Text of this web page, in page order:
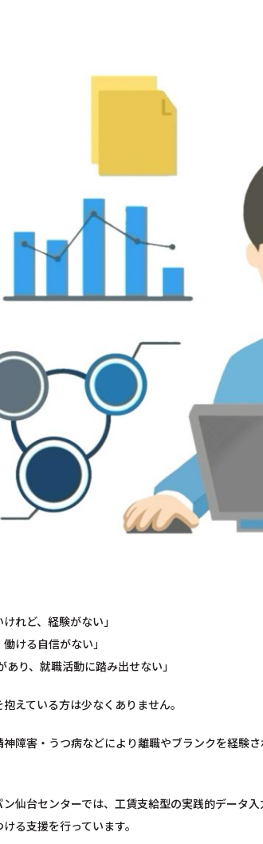
れど、経験がない」
ける自信がない」
あり、就職活動に踏み出せない」
えている方は少なくありません。
障害・うつ病などにより離職やブランクを経験
仙台センターでは、工賃支給型の実践的データ
る支援を行っています。